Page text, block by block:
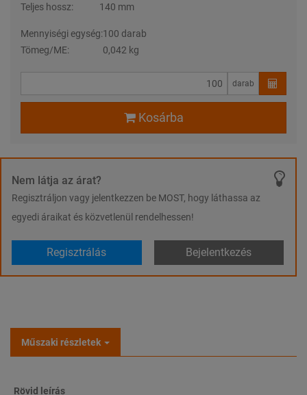
Teljes hossz:
140 mm
Mennyiségi egység:100 darab
Tömeg/ME:
0,042 kg
darab
Kosárba
Nem látja az árat?
Regisztráljon vagy jelentkezzen be MOST, hogy láthassa az
egyedi áraikat és közvetlenül rendelhessen!
Regisztrálás Bejelentkezés
Műszaki részletek
Rövid leírás